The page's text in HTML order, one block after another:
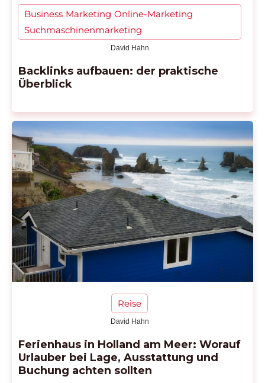
Business Marketing Online-Marketing
Suchmaschinenmarketing
David Hahn
Backlinks aufbauen: der praktische
Überblick
Reise
David Hahn
Ferienhaus in Holland am Meer: Worauf
Urlauber bei Lage, Ausstattung und
Buchung achten sollten